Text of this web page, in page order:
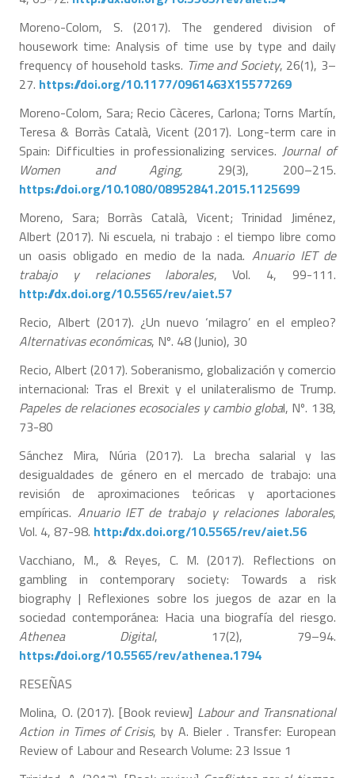
Moreno-Colom, S. (2017). The gendered division of
housework time: Analysis of time use by type and daily
frequency of household tasks. Time and Society, 26(1), 3–
27. https://doi.org/10.1177/0961463X15577269
Moreno-Colom, Sara; Recio Càceres, Carlona; Torns Martín,
Teresa & Borràs Català, Vicent (2017). Long-term care in
Spain: Difficulties in professionalizing services.Journal of
Women and Aging, 29(3), 200–215.
https://doi.org/10.1080/08952841.2015.1125699
Moreno, Sara; Borràs Català, Vicent; Trinidad Jiménez,
Albert (2017). Ni escuela, ni trabajo : el tiempo libre como
un oasis obligado en medio de la nada. Anuario IET de
trabajo y relaciones laborales, Vol. 4, 99-111.
http://dx.doi.org/10.5565/rev/aiet.57
Recio, Albert (2017). ¿Un nuevo ‘milagro’ en el empleo?
Alternativas económicas, Nº. 48 (Junio), 30
Recio, Albert (2017). Soberanismo, globalización y comercio
internacional: Tras el Brexit y el unilateralismo de Trump.
Papeles de relaciones ecosociales y cambio global, Nº. 138,
73-80
Sánchez Mira, Núria (2017). La brecha salarial y las
desigualdades de género en el mercado de trabajo: una
revisión de aproximaciones teóricas y aportaciones
empíricas. Anuario IET de trabajo y relaciones laborales,
Vol. 4, 87-98. http://dx.doi.org/10.5565/rev/aiet.56
Vacchiano, M., & Reyes, C. M. (2017). Reflections on
gambling in contemporary society: Towards a risk
biography | Reflexiones sobre los juegos de azar en la
sociedad contemporánea: Hacia una biografía del riesgo.
Athenea Digital, 17(2), 79–94.
https://doi.org/10.5565/rev/athenea.1794
RESEÑAS
Molina, O. (2017). [Book review] Labour and Transnational
Action in Times of Crisis, by A. Bieler . Transfer: European
Review of Labour and Research Volume: 23 Issue 1